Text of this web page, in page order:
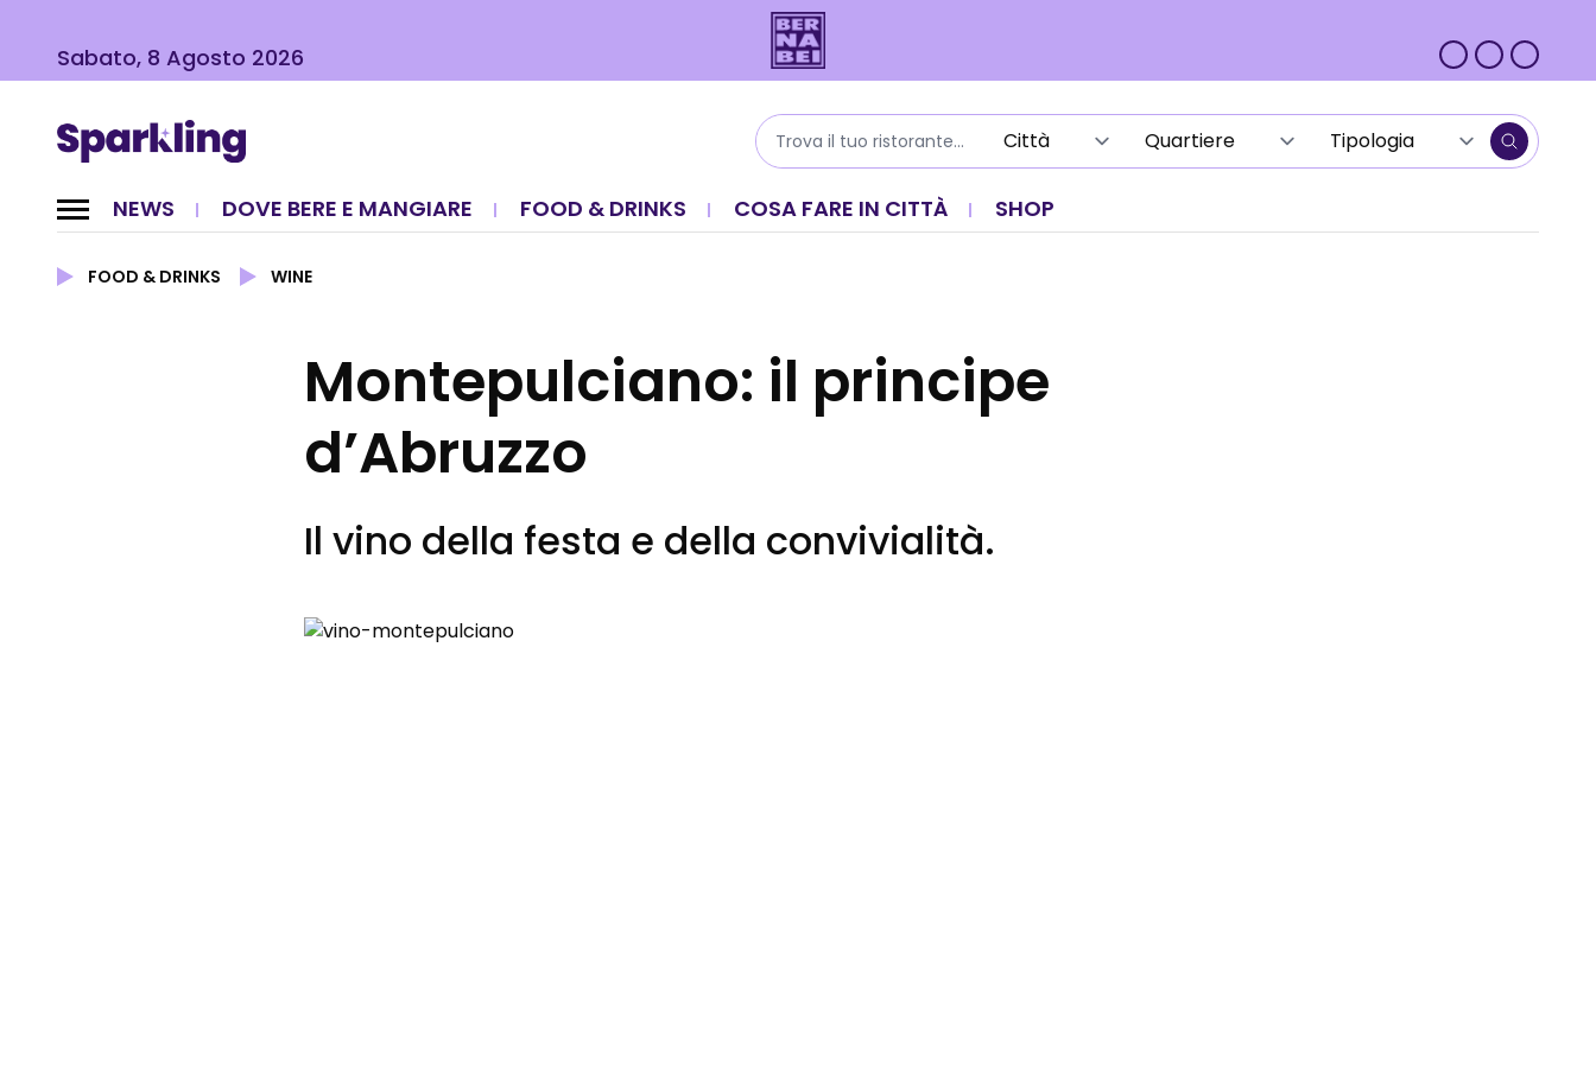
Sabato, 8 Agosto 2026
NEWS DOVE BERE E MANGIARE FOOD & DRINKS COSA FARE IN CITTÀ SHOP
FOOD & DRINKS WINE
Montepulciano: il principe
d’Abruzzo
Il vino della festa e della convivialità.